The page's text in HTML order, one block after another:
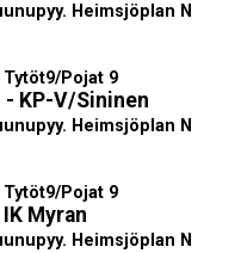
Heimsjöplan N
Tytöt9/Pojat 9
- KP-V/Sininen
Heimsjöplan N
Tytöt9/Pojat 9
Myran
Heimsjöplan N